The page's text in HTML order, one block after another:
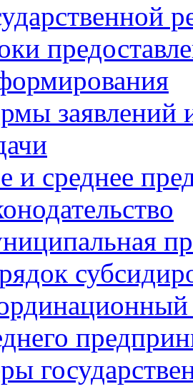
заявлений
и среднее